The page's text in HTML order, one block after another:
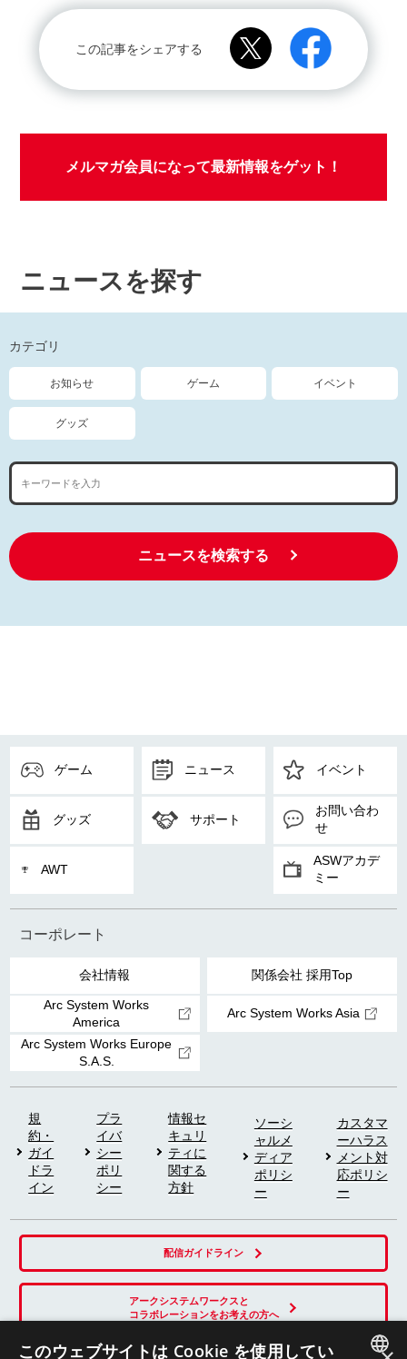
この記事をシェアする
メルマガ会員になって最新情報をゲット！
ニュースを探す
カテゴリ
お知らせ ゲーム イベント
グッズ
ニュースを検索する
ゲーム ニュース イベント
グッズ サポート
お問い合わ
せ
AWT
ASWアカデ
ミー
コーポレート
会社情報 関係会社 採用Top
Arc System Works
America
Arc System Works Asia
Arc System Works Europe
S.A.S.
規
約・
ガイ
ドラ
イン
プラ
イバ
シー
ポリ
シー
情報セ
キュリ
ティに
関する
方針
ソーシ
ャルメ
ディア
ポリシ
ー
カスタマ
ーハラス
メント対
応ポリシ
ー
配信ガイドライン
アークシステムワークスと
コラボレーションをお考えの方へ
このウェブサイトは Cookie を使用してい